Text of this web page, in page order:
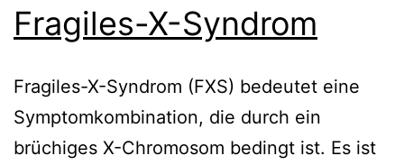
Fragiles-X-Syndrom
Fragiles-X-Syndrom (FXS) bedeutet eine
Symptomkombination, die durch ein
brüchiges X-Chromosom bedingt ist. Es ist